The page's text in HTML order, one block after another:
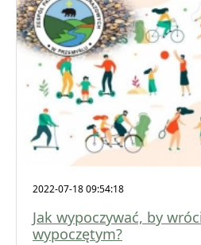
2022-07-18 09:54:18
Jak wypoczywać, by
wypoczętym?